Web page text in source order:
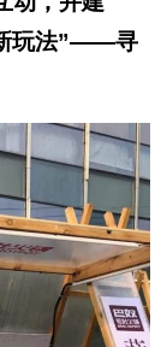
玩法”——寻